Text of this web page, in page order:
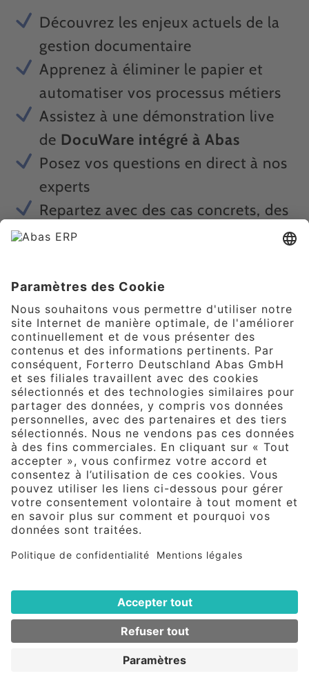
Découvrez les enjeux actuels de la
gestion documentaire
Apprenez à éliminer le papier et
automatiser vos processus métiers
Assistez à une démonstration live
de DocuWare intégré à Abas
Posez vos questions en direct à nos
experts
Repartez avec des cas concrets, des
idées actionnables et des réponses
Le package complet pour les PME
manufacturières. Avec la bonne combinaison
de fonctionnalités de fabrication adaptées et
de flexibilité pour la réalisation de processus
Politique de
confidentialité
© 2026 Forterro Deutschland Abas GmbH